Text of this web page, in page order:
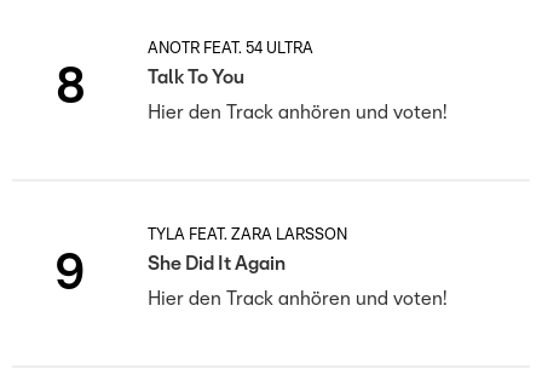
8
ANOTR FEAT. 54 ULTRA
Talk To You
Hier den Track anhören und voten!
9
TYLA FEAT. ZARA LARSSON
She Did It Again
Hier den Track anhören und voten!